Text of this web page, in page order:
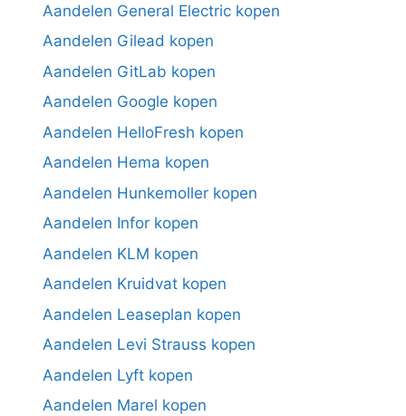
Aandelen General Electric kopen
Aandelen Gilead kopen
Aandelen GitLab kopen
Aandelen Google kopen
Aandelen HelloFresh kopen
Aandelen Hema kopen
Aandelen Hunkemoller kopen
Aandelen Infor kopen
Aandelen KLM kopen
Aandelen Kruidvat kopen
Aandelen Leaseplan kopen
Aandelen Levi Strauss kopen
Aandelen Lyft kopen
Aandelen Marel kopen